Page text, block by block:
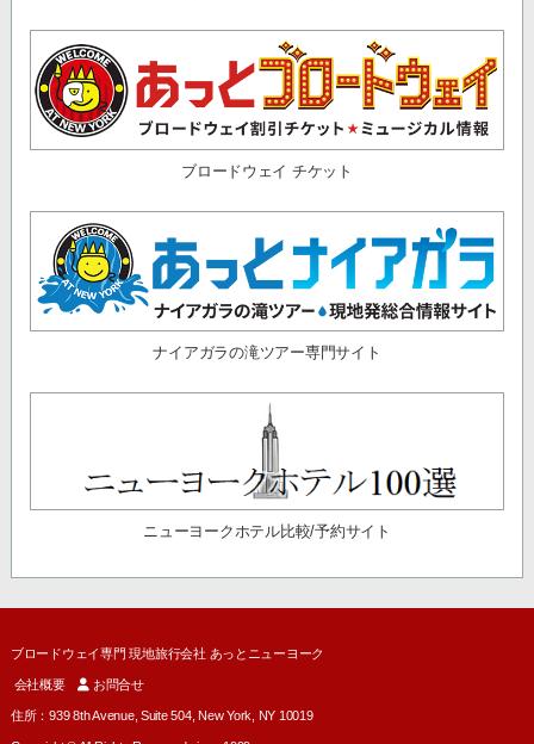
ブロードウェイ チケット
ナイアガラの滝ツアー専門サイト
ニューヨークホテル比較/予約サイト
ブロードウェイ専門 現地旅行会社 あっとニューヨーク
会社概要 お問合せ
住所：939 8th Avenue, Suite 504, New York, NY 10019